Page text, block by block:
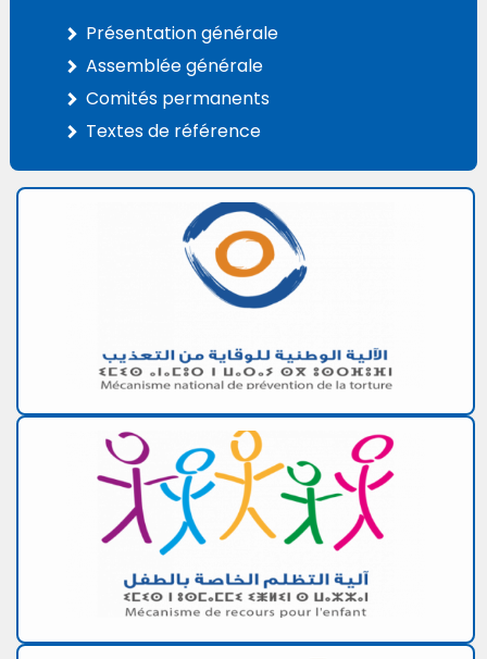
Présentation générale
Assemblée générale
Comités permanents
Textes de référence